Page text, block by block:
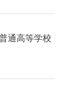
通高等学校